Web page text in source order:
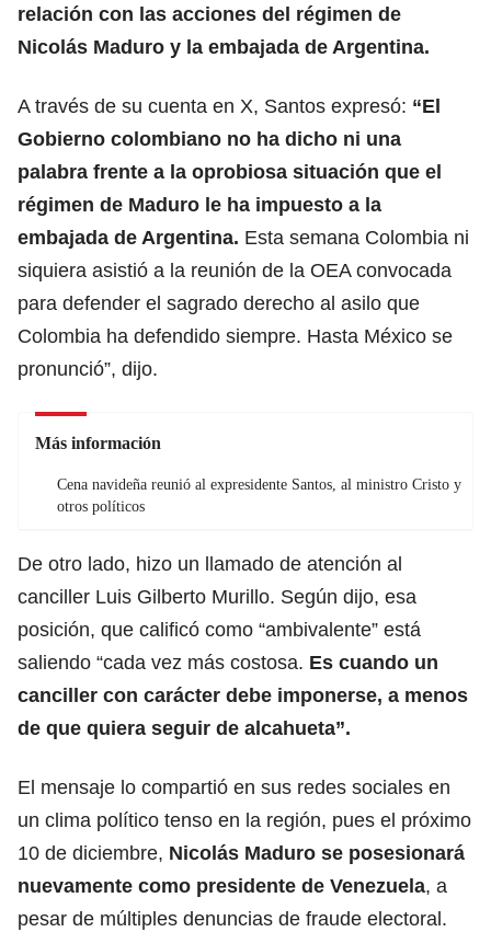
relación con las acciones del régimen de
Nicolás Maduro y la embajada de Argentina.
A través de su cuenta en X, Santos expresó: “El
Gobierno colombiano no ha dicho ni una
palabra frente a la oprobiosa situación que el
régimen de Maduro le ha impuesto a la
embajada de Argentina. Esta semana Colombia ni
siquiera asistió a la reunión de la OEA convocada
para defender el sagrado derecho al asilo que
Colombia ha defendido siempre. Hasta México se
pronunció”, dijo.
Más información
Cena navideña reunió al expresidente Santos, al ministro Cristo y
otros políticos
De otro lado, hizo un llamado de atención al
canciller Luis Gilberto Murillo. Según dijo, esa
posición, que calificó como “ambivalente” está
saliendo “cada vez más costosa. Es cuando un
canciller con carácter debe imponerse, a menos
de que quiera seguir de alcahueta”.
El mensaje lo compartió en sus redes sociales en
un clima político tenso en la región, pues el próximo
10 de diciembre, Nicolás Maduro se posesionará
nuevamente como presidente de Venezuela, a
pesar de múltiples denuncias de fraude electoral.